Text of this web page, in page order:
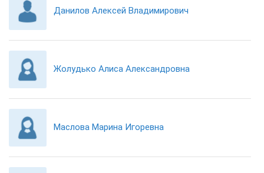
Данилов Алексей Владимирович
Жолудько Алиса Александровна
Маслова Марина Игоревна